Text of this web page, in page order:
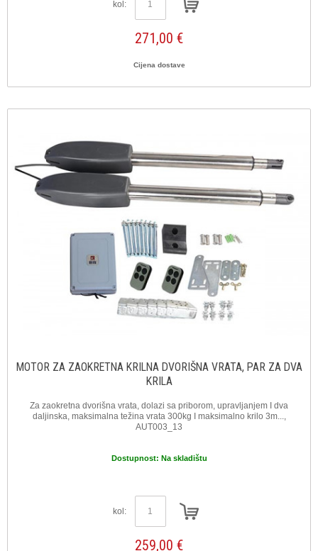
kol:
271,00 €
Cijena dostave
MOTOR ZA ZAOKRETNA KRILNA DVORIŠNA VRATA, PAR ZA DVA
KRILA
Za zaokretna dvorišna vrata, dolazi sa priborom, upravljanjem I dva
daljinska, maksimalna težina vrata 300kg I maksimalno krilo 3m...,
AUT003_13
Dostupnost: Na skladištu
kol:
259,00 €